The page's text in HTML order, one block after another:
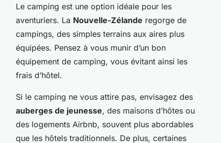
Le camping est une option idéale pour les
aventuriers. La Nouvelle-Zélande regorge de
campings, des simples terrains aux aires plus
équipées. Pensez à vous munir d’un bon
équipement de camping, vous évitant ainsi les
frais d’hôtel.
Si le camping ne vous attire pas, envisagez des
auberges de jeunesse, des maisons d’hôtes ou
des logements Airbnb, souvent plus abordables
que les hôtels traditionnels. De plus, certaines